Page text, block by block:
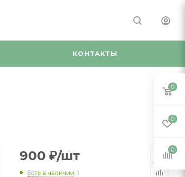
КОНТАКТЫ
900 ₽/шт
Есть в наличии: 1
0
0
0